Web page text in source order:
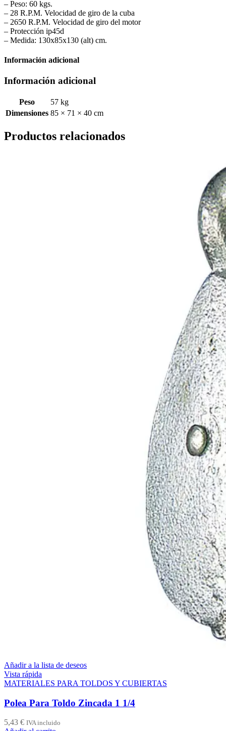
– Peso: 60 kgs.
– 28 R.P.M. Velocidad de giro de la cuba
– 2650 R.P.M. Velocidad de giro del motor
– Protección ip45d
– Medida: 130x85x130 (alt) cm.
Información adicional
Información adicional
Peso
57 kg
Dimensiones 85 × 71 × 40 cm
Productos relacionados
Añadir a la lista de deseos
Vista rápida
MATERIALES PARA TOLDOS Y CUBIERTAS
Polea Para Toldo Zincada 1 1/4
5,43 € IVA incluido